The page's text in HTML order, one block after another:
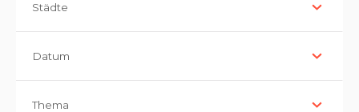
Städte
Datum
Thema